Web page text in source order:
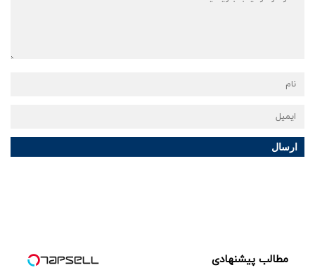
ارسال
مطالب پیشنهادی